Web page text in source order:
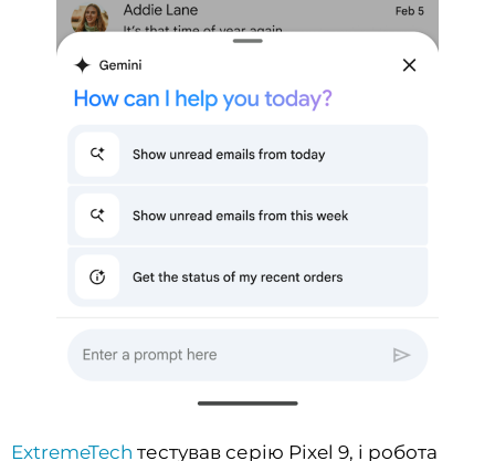
ExtremeTech тестував серію Pixel 9, і робота